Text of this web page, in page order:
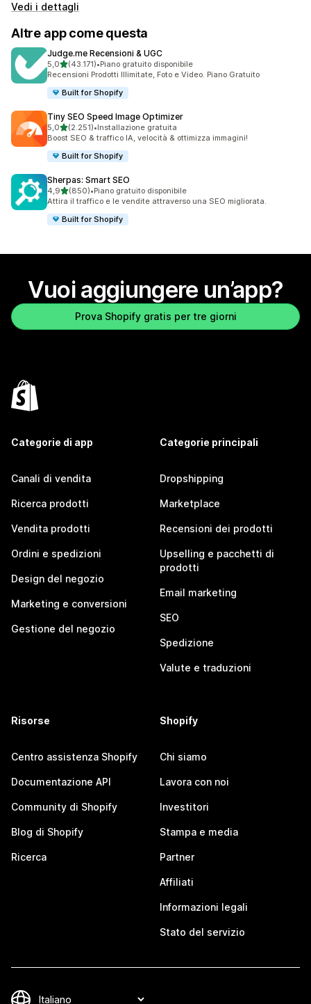
Vedi i dettagli
Altre app come questa
Judge.me Recensioni & UGC
5,0stelle su 5
(43.171)
43171 recensioni totali
•Piano gratuito disponibile
Recensioni Prodotti Illimitate, Foto e Video. Piano Gratuito
Built for Shopify
Tiny SEO Speed Image Optimizer
5,0stelle su 5
(2.251)
2251 recensioni totali
•Installazione gratuita
Boost SEO & traffico IA, velocità & ottimizza immagini!
Built for Shopify
Sherpas: Smart SEO
4,9stelle su 5
(850)
850 recensioni totali
•Piano gratuito disponibile
Attira il traffico e le vendite attraverso una SEO migliorata.
Built for Shopify
Vuoi aggiungere un’app?
Prova Shopify gratis per tre giorni
Categorie di app
Canali di vendita
Ricerca prodotti
Vendita prodotti
Ordini e spedizioni
Design del negozio
Marketing e conversioni
Gestione del negozio
Categorie principali
Dropshipping
Marketplace
Recensioni dei prodotti
Upselling e pacchetti di
prodotti
Email marketing
SEO
Spedizione
Valute e traduzioni
Risorse
Centro assistenza Shopify
Documentazione API
Community di Shopify
Blog di Shopify
Ricerca
Shopify
Chi siamo
Lavora con noi
Investitori
Stampa e media
Partner
Affiliati
Informazioni legali
Stato del servizio